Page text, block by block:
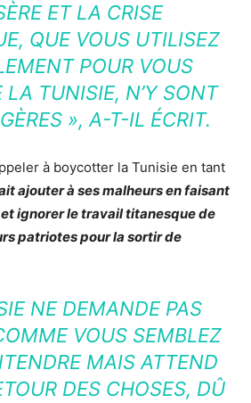
ET LA CRISE
QUE VOUS UTILISEZ
POUR VOUS
LA TUNISIE, N’Y SONT
», A-T-IL ÉCRIT.
à boycotter la Tunisie en tant
ajouter à ses malheurs en faisant
ignorer le travail titanesque de
patriotes pour la sortir de
NE DEMANDE PAS
VOUS SEMBLEZ
MAIS ATTEND
DES CHOSES, DÛ